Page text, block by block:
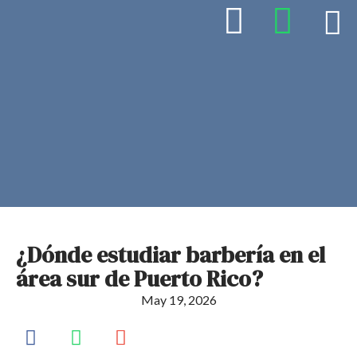
¿Dónde estudiar barbería en el
área sur de Puerto Rico?
May 19, 2026